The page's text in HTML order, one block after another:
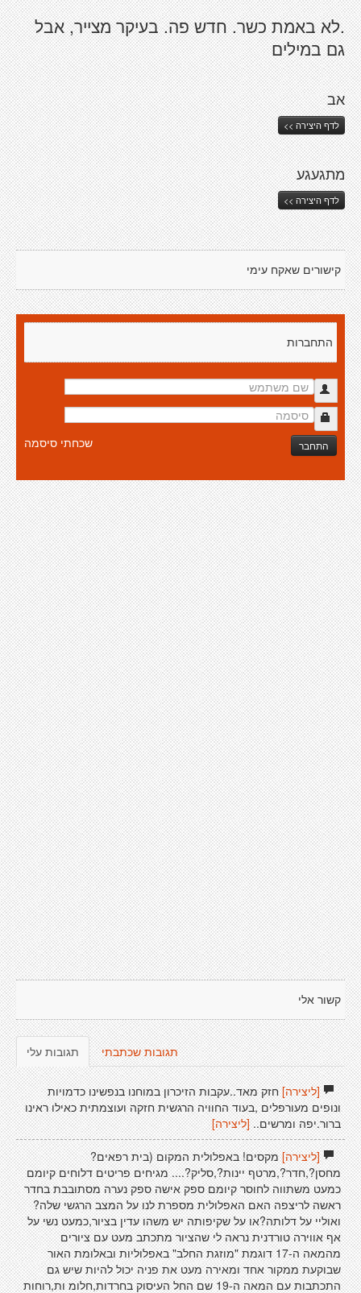
.לא באמת כשר. חדש פה. בעיקר מצייר, אבל
גם במילים
אב
לדף היצירה >>
מתגעגע
לדף היצירה >>
קישורים שאקח עימי
התחברות
התחבר שכחתי סיסמה
קשור אלי
תגובות עלי תגובות שכתבתי
[ליצירה]חזק מאד..עקבות הזיכרון במוחנו בנפשינו כדמויות
ונופים מעורפלים ,בעוד החוויה הרגשית חזקה ועוצמתית כאילו ראינו
ברור.יפה ומרשים.. [ליצירה]
[ליצירה]מקסים! באפלולית המקום (בית רפאים?
מחסן?,חדר?,מרטף יינות?,סליק?.... מגיחים פריטים דלוחים קיומם
כמעט משתווה לחוסר קיומם ספק אישה ספק נערה מסתובבת בחדר
ראשה לריצפה האם האפלולית מספרת לנו על המצב הרגשי שלה?
ואוליי על דלותה?או על שקיפותה יש משהו עדין בציור,כמעט נשי על
אף אווירה טורדנית נראה לי שהציור מתכתב מעט עם ציורים
מהמאה ה-17 דוגמת "מוזגת החלב" באפלוליות ובאלומת האור
שבוקעת ממקור אחד ומאירה מעט את פניה יכול להיות שיש גם
התכתבות עם המאה ה-19 שם החל העיסוק בחרדות,חלומ ות,רוחות